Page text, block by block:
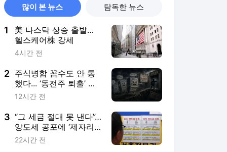
많이 본 뉴스 탐독한 뉴스
1
美 나스닥 상승 출발…
헬스케어株 강세
4시간 전
2 주식병합 꼼수도 안 통
했다... ‘동전주 퇴출’ 공
포 덮친 63곳
12시간 전
3 “그 세금 절대 못 낸다”…
양도세 공포에 ‘제자리
갈아타기·교환 매매’ 꿈
22시간 전